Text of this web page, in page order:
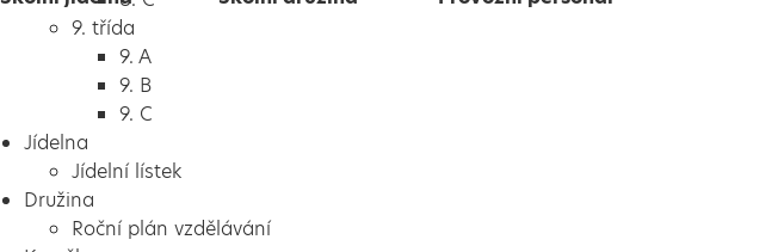
9. třída
9. A
9. B
9. C
Jídelna
Jídelní lístek
Družina
Roční plán vzdělávání